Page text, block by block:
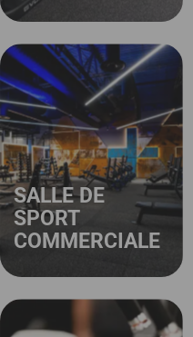
SALLE DE
SPORT
COMMERCIALE